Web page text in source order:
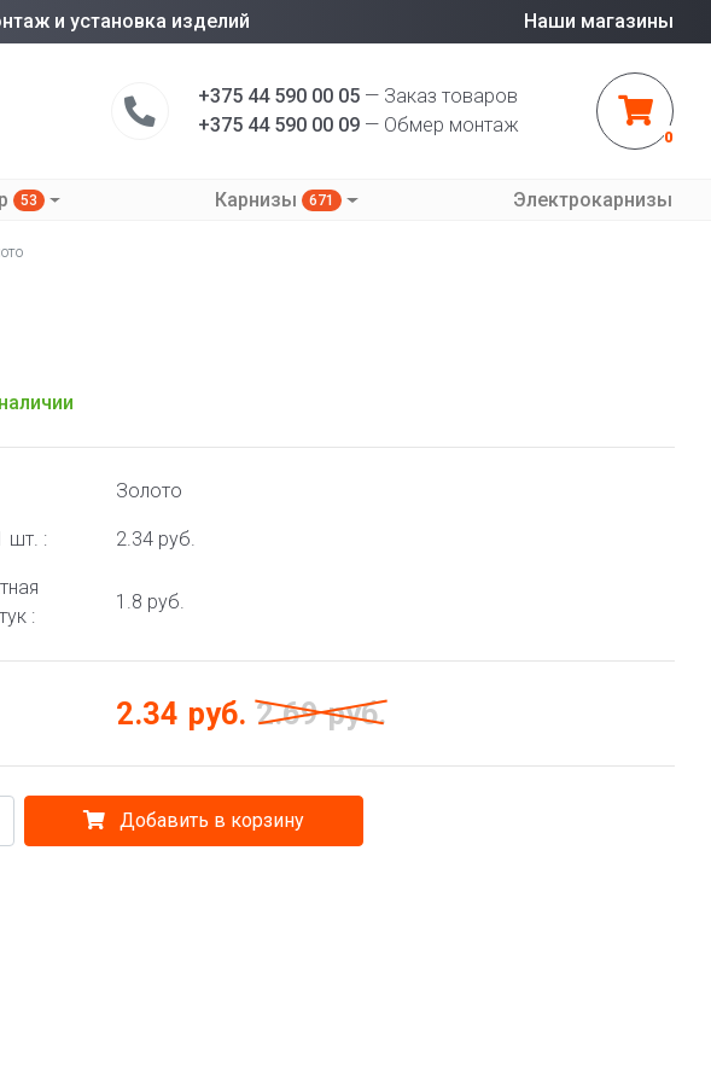
и установка изделий Наши магазины
+375 44 590 00 05 — Заказ товаров
+375 44 590 00 09 — Обмер монтаж
0
53 Карнизы 671 Электрокарнизы
Золото
шт. : 2.34 руб.
:
1.8 руб.
2.34 руб. 2.69 руб.
Добавить в корзину